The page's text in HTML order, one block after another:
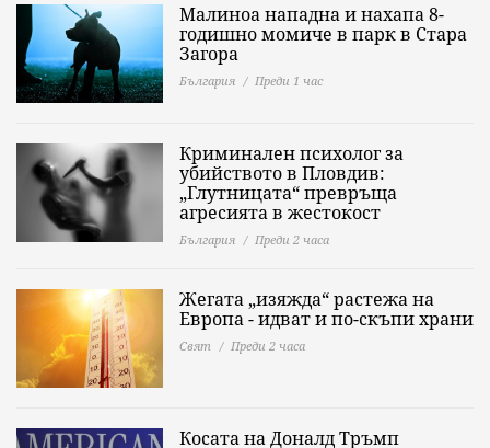
Малиноа нападна и нахапа 8-
годишно момиче в парк в Стара
Загора
България Преди 1 час
Криминален психолог за
убийството в Пловдив:
„Глутницата“ превръща
агресията в жестокост
България Преди 2 часа
Жегата „изяжда“ растежа на
Европа - идват и по-скъпи храни
Свят Преди 2 часа
Косата на Доналд Тръмп